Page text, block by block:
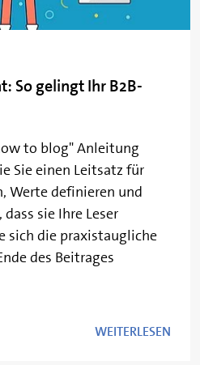
So gelingt Ihr B2B-
to blog" Anleitung
Sie einen Leitsatz für
Werte definieren und
sie Ihre Leser
sich die praxistaugliche
des Beitrages
WEITERLESEN